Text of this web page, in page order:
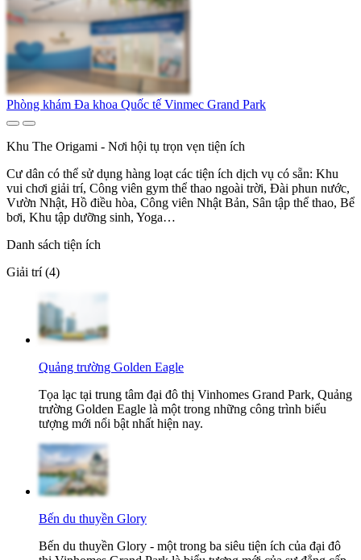
Phòng khám Đa khoa Quốc tế Vinmec Grand Park
Khu The Origami - Nơi hội tụ trọn vẹn tiện ích
Cư dân có thể sử dụng hàng loạt các tiện ích dịch vụ có sẵn: Khu
vui chơi giải trí, Công viên gym thể thao ngoài trời, Đài phun nước,
Vườn Nhật, Hồ điều hòa, Công viên Nhật Bản, Sân tập thể thao, Bể
bơi, Khu tập dưỡng sinh, Yoga…
Danh sách tiện ích
Giải trí (4)
Quảng trường Golden Eagle
Tọa lạc tại trung tâm đại đô thị Vinhomes Grand Park, Quảng
trường Golden Eagle là một trong những công trình biểu
tượng mới nổi bật nhất hiện nay.
Bến du thuyền Glory
Bến du thuyền Glory - một trong ba siêu tiện ích của đại đô